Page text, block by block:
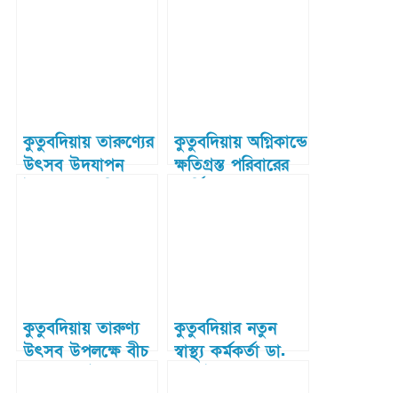
কুতুবদিয়ায় তারুণ্যের
উৎসব উদযাপন
কুতুবদিয়ায় অগ্নিকান্ডে
ক্ষতিগ্রস্ত পরিবারের
কুতুবদিয়ায় তারুণ্য
উৎসব উপলক্ষে বীচ
কুতুবদিয়ার নতুন
স্বাস্থ্য কর্মকর্তা ডা.